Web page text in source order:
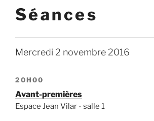
Séances
Mercredi 2 novembre 2016
20H00
Avant-premières
Espace Jean Vilar - salle 1